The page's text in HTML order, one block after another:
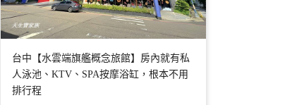
台中【水雲端旗艦概念旅館】房內就有私
人泳池、KTV、SPA按摩浴缸，根本不用
排行程